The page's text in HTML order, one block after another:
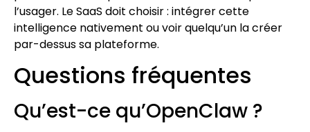
l’usager. Le SaaS doit choisir : intégrer cette
intelligence nativement ou voir quelqu’un la créer
par-dessus sa plateforme.
Questions fréquentes
Qu’est-ce qu’OpenClaw ?